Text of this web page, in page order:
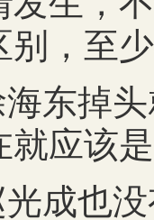
别，至
东掉
就应该
光成也